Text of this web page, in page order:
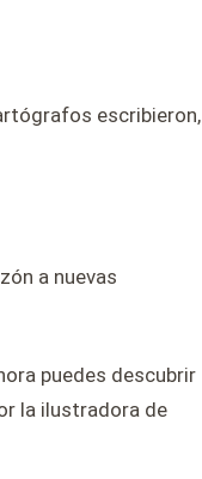
escribieron,
a nuevas
puedes descubrir
la ilustradora de